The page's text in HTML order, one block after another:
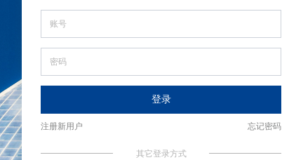
登录
忘记密码
注册新用户
其它登录方式